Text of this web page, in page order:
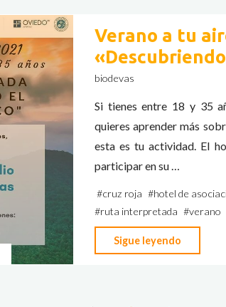
segunda
mano,
mucho
más"
Verano a tu
biodevas
Si tienes entre 18 y 35
quieres aprender más
esta es tu actividad. El
participar en su …
#cruz roja #hotel de
#ruta interpretada #verano
Sigue leyendo